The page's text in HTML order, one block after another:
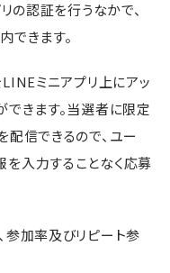
の認証を行うなかで、
できます。
ミニアプリ上にアッ
きます。当選者に限定
信できるので、ユー
入力することなく応募
参加率及びリピート参